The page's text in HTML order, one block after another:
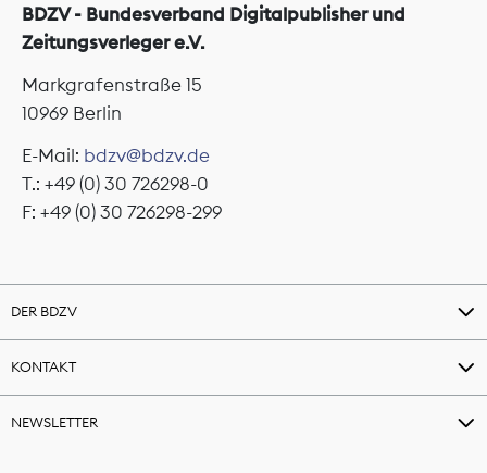
BDZV - Bundesverband Digitalpublisher und
Zeitungsverleger e.V.
Markgrafenstraße 15
10969 Berlin
E-Mail: bdzv@bdzv.de
T.: +49 (0) 30 726298-0
F: +49 (0) 30 726298-299
DER BDZV
KONTAKT
NEWSLETTER